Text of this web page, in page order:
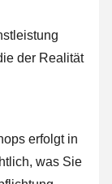
der Realität
erfolgt in
was Sie